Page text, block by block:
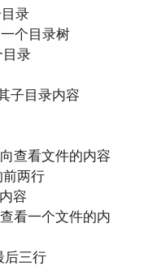
录
个目录树
录
子目录内容
查看文件的内容
两行
容
看一个文件的内
三行